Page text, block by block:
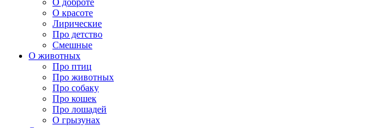
О доброте
О красоте
Лирические
Про детство
Смешные
О животных
Про птиц
Про животных
Про собаку
Про кошек
Про лошадей
О грызунах